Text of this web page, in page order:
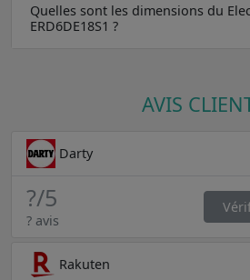
Quelles sont les dimensions du
ERD6DE18S1 ?
AVIS
Darty
?/5
? avis
Rakuten